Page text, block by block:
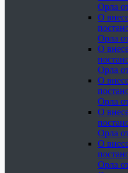
Орла
О
Орла
О
Орла
О
Орла
О
Орла
О
Орла